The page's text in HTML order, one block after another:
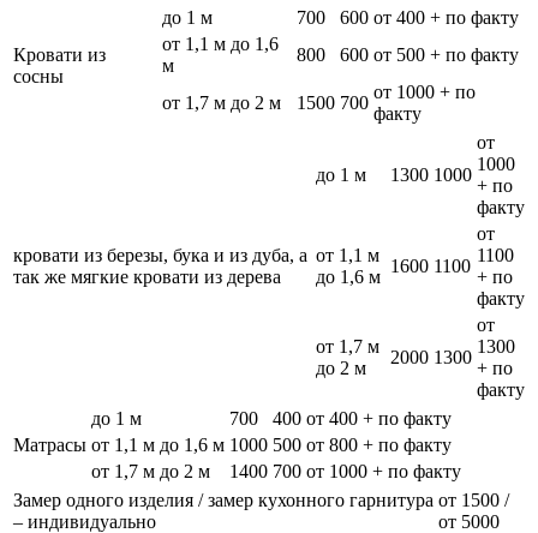
Кровати из
сосны
до 1 м 700 600 от 400 + по факту
от 1,1 м до 1,6
м
800 600 от 500 + по факту
от 1,7 м до 2 м 1500 700
от 1000 + по
факту
кровати из березы, бука и из дуба, а
так же мягкие кровати из дерева
до 1 м 1300 1000
от
1000
+ по
факту
от 1,1 м
до 1,6 м
1600 1100
от
1100
+ по
факту
от 1,7 м
до 2 м
2000 1300
от
1300
+ по
факту
Матрасы
до 1 м 700 400 от 400 + по факту
от 1,1 м до 1,6 м 1000 500 от 800 + по факту
от 1,7 м до 2 м
1400 700 от 1000 + по факту
Замер одного изделия / замер кухонного гарнитура
– индивидуально
от 1500 /
от 5000